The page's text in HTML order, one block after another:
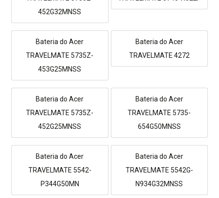
452G32MNSS
Bateria do Acer
TRAVELMATE 5735Z-
453G25MNSS
Bateria do Acer
TRAVELMATE 4272
Bateria do Acer
TRAVELMATE 5735Z-
452G25MNSS
Bateria do Acer
TRAVELMATE 5735-
654G50MNSS
Bateria do Acer
TRAVELMATE 5542-
P344G50MN
Bateria do Acer
TRAVELMATE 5542G-
N934G32MNSS